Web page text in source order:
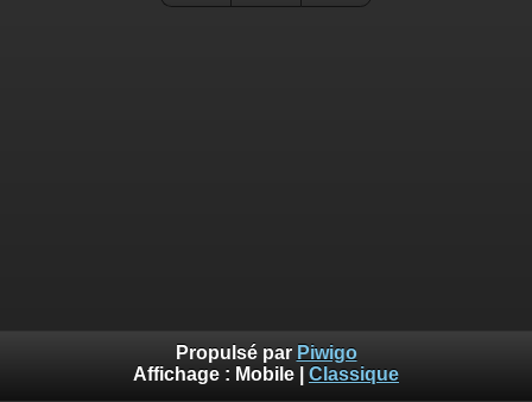
Propulsé par Piwigo
Affichage : Mobile Classique